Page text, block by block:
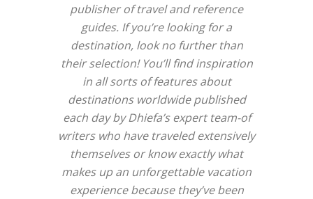
publisher of travel and reference
guides. If you’re looking for a
destination, look no further than
their selection! You’ll find inspiration
in all sorts of features about
destinations worldwide published
each day by Dhiefa’s expert team-of
writers who have traveled extensively
themselves or know exactly what
makes up an unforgettable vacation
experience because they’ve been